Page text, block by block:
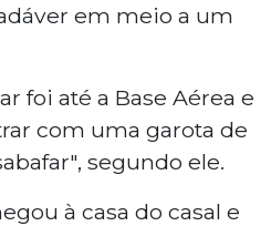
em meio a um
foi até a Base Aérea e
com uma garota de
segundo ele.
à casa do casal e